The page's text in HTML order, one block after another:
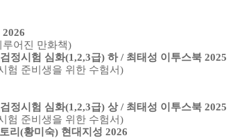
어진 만화책)
정시험 심화(1,2,3급) 하 / 최태성 이투스북 2025
험 준비생을 위한 수험서)
정시험 심화(1,2,3급) 상 / 최태성 이투스북 2025
험 준비생을 위한 수험서)
리(황미숙) 현대지성 2026